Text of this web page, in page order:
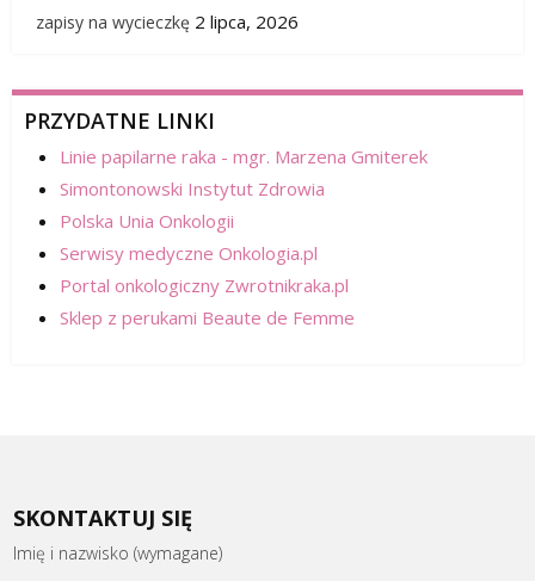
zapisy na wycieczkę 2 lipca, 2026
PRZYDATNE LINKI
Linie papilarne raka - mgr. Marzena Gmiterek
Simontonowski Instytut Zdrowia
Polska Unia Onkologii
Serwisy medyczne Onkologia.pl
Portal onkologiczny Zwrotnikraka.pl
Sklep z perukami Beaute de Femme
SKONTAKTUJ SIĘ
Imię i nazwisko (wymagane)